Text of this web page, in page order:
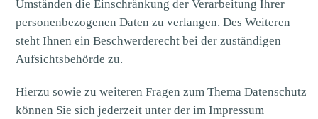
Umständen die Einschränkung der Verarbeitung Ihrer
personenbezogenen Daten zu verlangen. Des Weiteren
steht Ihnen ein Beschwerderecht bei der zuständigen
Aufsichtsbehörde zu.
Hierzu sowie zu weiteren Fragen zum Thema Datenschutz
können Sie sich jederzeit unter der im Impressum